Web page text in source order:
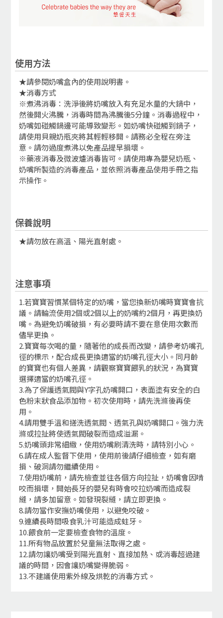
使用方法
★請參閱奶嘴盒內的使用說明書。
★消毒方式
※煮沸消毒：洗淨後將奶嘴放入有充足水量的大鍋中，
然後開火沸騰，消毒時間為沸騰後5分鐘。消毒過程中，
奶嘴如碰觸鍋邊可能導致變形。如奶嘴快碰觸到鍋子，
請使用貝親奶瓶夾將其輕輕移開。請務必全程在旁注
意。請勿過度煮沸以免產品提早損壞。
※藥液消毒及微波爐消毒皆可。請使用專為嬰兒奶瓶、
奶嘴所製造的消毒產品，並依照消毒產品使用手冊之指
示操作。
保養說明
★請勿放在高溫、陽光直射處。
注意事項
1.若寶寶習慣某個特定的奶嘴，當您換新奶嘴時寶寶會抗
議。請輪流使用2個或2個以上的奶嘴約2個月，再更換奶
嘴。為避免奶嘴破損，有必要時請不要在意使用次數而
儘早更換。
2.寶寶每次喝的量，隨著他的成長而改變，請參考奶嘴孔
徑的標示，配合成長更換適當的奶嘴孔徑大小。同月齡
的寶寶也有個人差異，請觀察寶寶餵乳的狀況，為寶寶
選擇適當的奶嘴孔徑。
3.為了保護透氣閥與Y字孔奶嘴開口，表面塗有安全的白
色粉末狀食品添加物。初次使用時，請先洗滌後再使
用。
4.請用雙手溫和搓洗透氣閥、透氣孔與奶嘴開口。強力洗
滌或拉扯將使透氣閥破裂而造成溢漏。
5.奶嘴頭非常細緻，使用奶嘴刷清洗時，請特別小心。
6.請在成人監督下使用，使用前後請仔細檢查，如有磨
損、破洞請勿繼續使用。
7.使用奶嘴前，請先檢查並往各個方向拉扯，奶嘴會因啃
咬而損壞，開始長牙的嬰兒有時會咬拉奶嘴而造成裂
縫，請多加留意。如發現裂縫，請立即更換。
8.請勿當作安撫奶嘴使用，以避免咬破。
9.連續長時間吸食乳汁可能造成蛀牙。
10.餵食前一定要檢查食物的溫度。
11.所有物品放置於兒童無法取得之處。
12.請勿讓奶嘴受到陽光直射、直接加熱、或消毒超過建
議的時間，因會讓奶嘴變得脆弱。
13.不建議使用紫外線及烘乾的消毒方式。